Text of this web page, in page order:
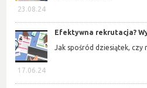
23.08.24
17.06.24
Efektywna rekrutacja?
Jak spośród dziesiątek, czy